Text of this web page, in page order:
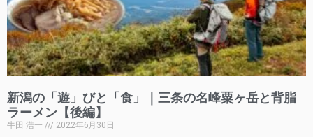
新潟の「遊」びと「食」｜三条の名峰粟ヶ岳と背脂
ラーメン【後編】
牛田 浩一
2022年6月30日